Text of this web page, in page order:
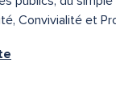
Convivialité et